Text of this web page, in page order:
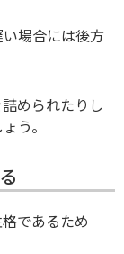
場合には後方
められたりし
う。
であるため